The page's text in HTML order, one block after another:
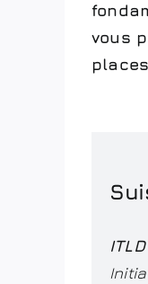
vous
ITLD